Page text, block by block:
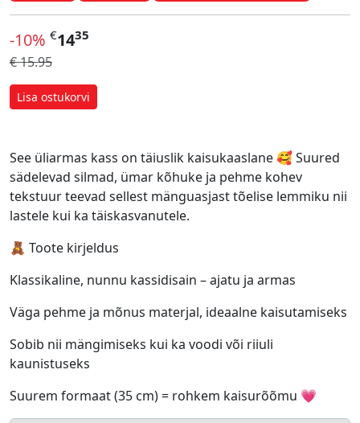
-10% €1435
€ 15.95
Lisa ostukorvi
See üliarmas kass on täiuslik kaisukaaslane 🥰 Suured
sädelevad silmad, ümar kõhuke ja pehme kohev
tekstuur teevad sellest mänguasjast tõelise lemmiku nii
lastele kui ka täiskasvanutele.
🧸 Toote kirjeldus
Klassikaline, nunnu kassidisain – ajatu ja armas
Väga pehme ja mõnus materjal, ideaalne kaisutamiseks
Sobib nii mängimiseks kui ka voodi või riiuli
kaunistuseks
Suurem formaat (35 cm) = rohkem kaisurõõmu 💗